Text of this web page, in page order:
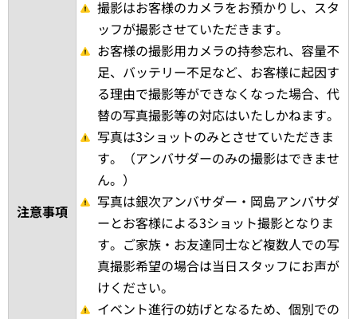
注意事項
撮影はお客様のカメラをお預かりし、スタ
ッフが撮影させていただきます。
お客様の撮影用カメラの持参忘れ、容量不
足、バッテリー不足など、お客様に起因す
る理由で撮影等ができなくなった場合、代
替の写真撮影等の対応はいたしかねます。
写真は3ショットのみとさせていただきま
す。（アンバサダーのみの撮影はできませ
ん。）
写真は銀次アンバサダー・岡島アンバサダ
ーとお客様による3ショット撮影となりま
す。ご家族・お友達同士など複数人での写
真撮影希望の場合は当日スタッフにお声が
けください。
イベント進行の妨げとなるため、個別での